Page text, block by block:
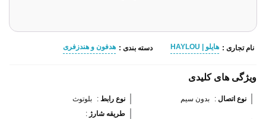
نام تجاری : هایلو | HAYLOU دسته بندی : هدفون و هندزفری
ویژگی های کلیدی
نوع اتصال : بدون سیم نوع رابط : بلوتوث
طریقه شارژ :